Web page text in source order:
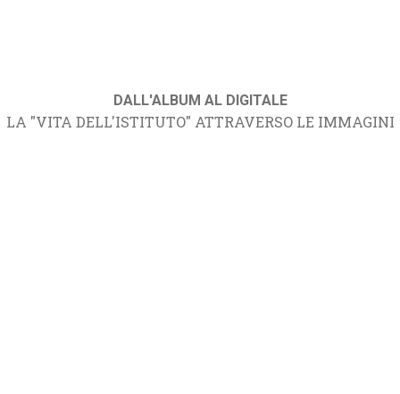
DALL'ALBUM AL DIGITALE
LA "VITA DELL'ISTITUTO" ATTRAVERSO LE IMMAGINI